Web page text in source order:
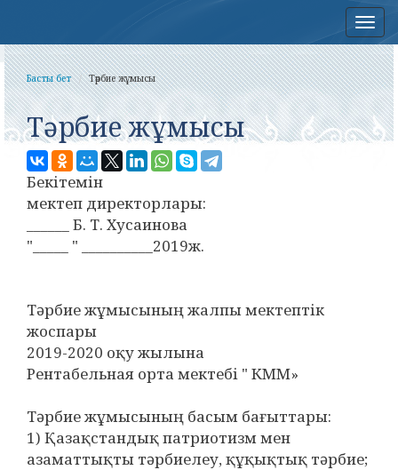
Басты бет Тәрбие жұмысы
Тәрбие жұмысы
Бекітемін
мектеп директорлары:
______ Б. Т. Хусаинова
"_____ " __________2019ж.
Тәрбие жұмысының жалпы мектептік
жоспары
2019-2020 оқу жылына
Рентабельная орта мектебі " КММ»
Тәрбие жұмысының басым бағыттары:
1) Қазақстандық патриотизм мен
азаматтықты тәрбиелеу, құқықтық тәрбие;